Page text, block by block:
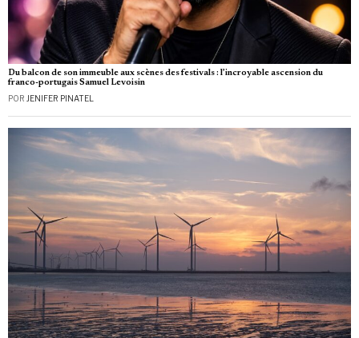
Du balcon de son immeuble aux scènes des festivals : l’incroyable ascension du
franco-portugais Samuel Levoisin
POR JENIFER PINATEL